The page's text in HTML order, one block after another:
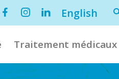
English
Traitement médicaux